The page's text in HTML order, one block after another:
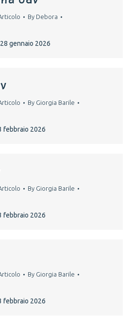
By Debora
gennaio 2026
By Giorgia Barile
febbraio 2026
By Giorgia Barile
febbraio 2026
By Giorgia Barile
febbraio 2026